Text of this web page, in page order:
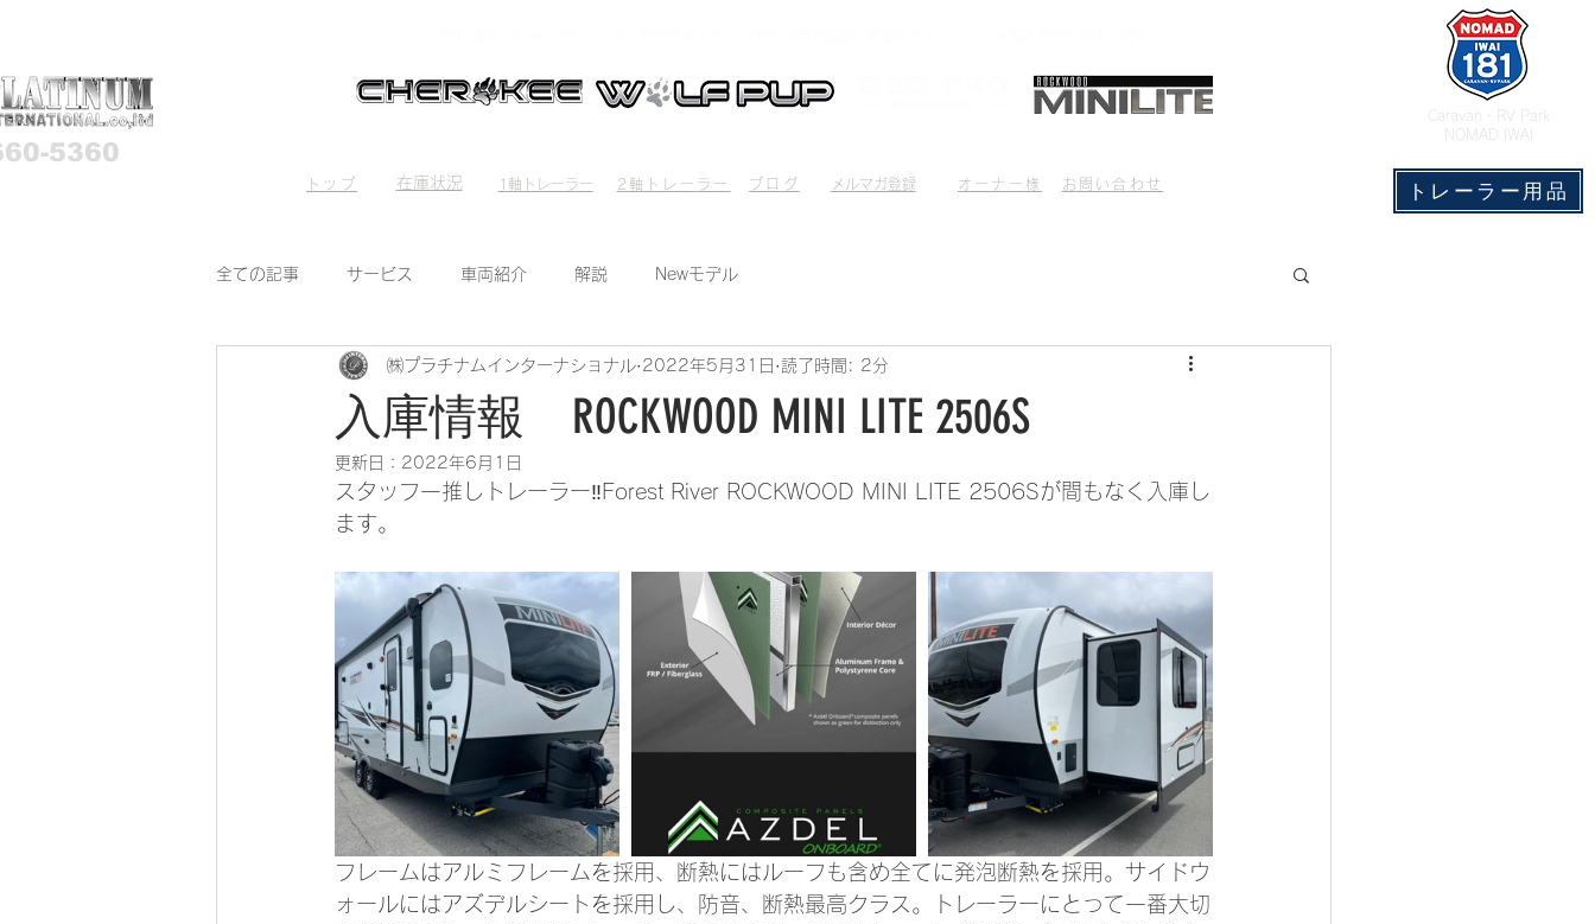
5360
トップ 在庫状況 1軸トレーラー​​ 2軸トレーラー ブログ メルマガ登録 オーナー様 お問い合わせ
​Caravan・RV Park
NOMAD IWAI
トレーラー用品
全ての記事 サービス 車両紹介 解説 Newモデル
入庫情報 ROCKWOOD MINI LITE 2506S
㈱プラチナムインターナショナル 2022年5月31日 読了時間: 2分
更新日： 2022年6月1日
スタッフ一推しトレーラー‼️Forest River ROCKWOOD MINI LITE 2506Sが間もなく入庫し
ます。
フレームはアルミフレームを採用、断熱にはルーフも含め全てに発泡断熱を採用。サイドウ
ォールにはアズデルシートを採用し、防音、断熱最高クラス。トレーラーにとって一番大切